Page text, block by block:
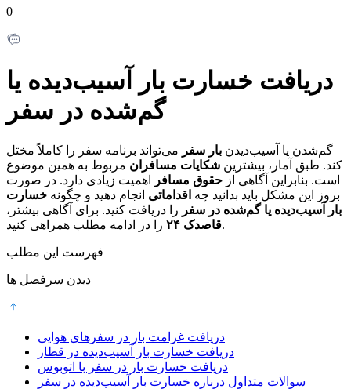
0
دریافت خسارت بار آسیب‌دیده یا
گم‌شده در سفر
گم‌شدن یا آسیب‌دیدن بار سفر می‌تواند برنامه سفر را کاملاً مختل
کند. طبق آمار، بیشترین شکایات مسافران مربوط به همین موضوع
است. بنابراین آگاهی از حقوق مسافر
اهمیت زیادی دارد. در صورت
بروز این مشکل باید بدانید چه اقداماتی انجام دهید و چگونه خسارت
بار آسیب‌دیده یا گم‌شده در سفر را دریافت کنید. برای آگاهی بیشتر،
قاصدک ۲۴را در ادامه مطلب همراهی کنید.
فهرست این مطلب
دیدن سرفصل ها
دریافت غرامت بار در سفرهای هوایی
دریافت خسارت بار آسیب‌دیده در قطار
دریافت خسارت بار در سفر با اتوبوس
سوالات متداول درباره خسارت بار آسیب‌دیده در سفر